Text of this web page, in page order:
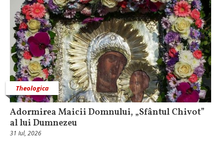
Theologica
Adormirea Maicii Domnului, „Sfântul Chivot”
al lui Dumnezeu
31 Iul, 2026